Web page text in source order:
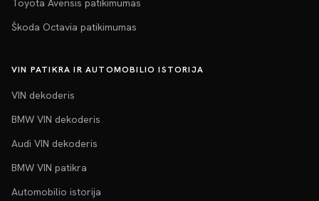
Toyota Avensis patikimumas
Škoda Octavia patikimumas
VIN PATIKRA IR AUTOMOBILIO ISTORIJA
VIN dekoderis
BMW VIN dekoderis
Audi VIN dekoderis
BMW VIN patikra
Automobilio istorija